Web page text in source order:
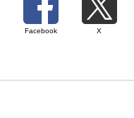
Facebook X